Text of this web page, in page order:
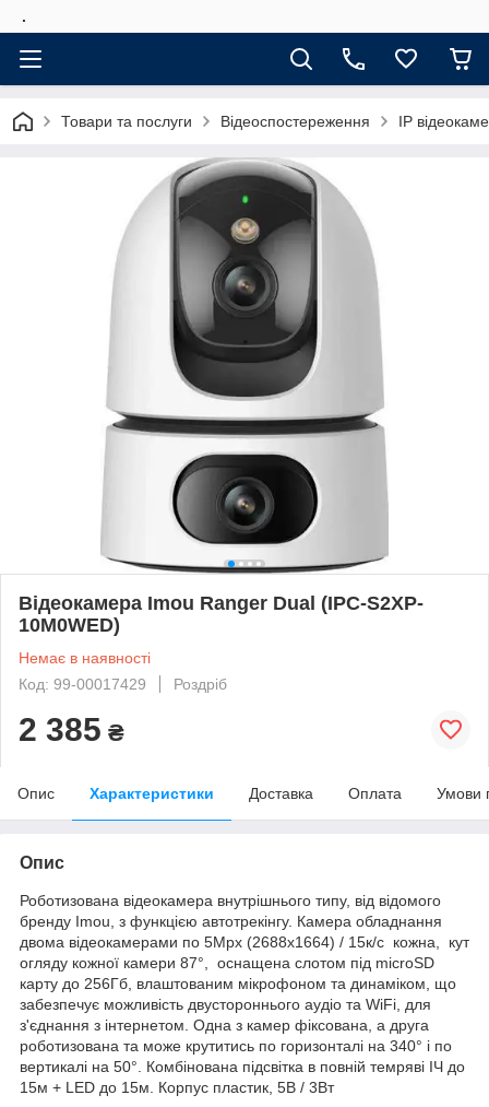
.
Товари та послуги Відеоспостереження IP
Відеокамера Imou Ranger Dual (IPC-S2XP-
10M0WED)
Немає в наявності
Код: 99-00017429
Роздріб
2 385 ₴
Опис Характеристики Доставка Оплата Умови
Опис
Роботизована відеокамера внутрішнього типу, від відомого
бренду Imou, з функцією автотрекінгу. Камера обладнання
двома відеокамерами по 5Мрх (2688x1664) / 15к/с кожна, кут
огляду кожної камери 87°, оснащена слотом під microSD
карту до 256Гб, влаштованим мікрофоном та динаміком, що
забезпечує можливість двустороннього аудіо та WiFi, для
з'єднання з інтернетом. Одна з камер фіксована, а друга
роботизована та може крутитись по горизонталі на 340° і по
вертикалі на 50°. Комбінована підсвітка в повній темряві ІЧ до
15м + LED до 15м. Корпус пластик, 5В / 3Вт